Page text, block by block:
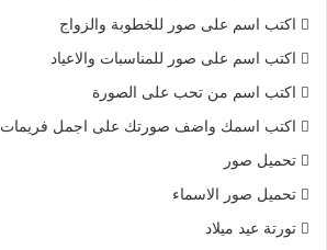
اكتب اسم على صور للخطوبة والزواج
اكتب اسم على صور للمناسبات والاعياد
اكتب اسم من تحب على الصورة
اكتب اسمك واضف صورتك على اجمل فريمات
تحميل صور
تحميل صور الاسماء
تورتة عيد ميلاد